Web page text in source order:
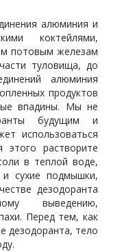
алюминия и
коктейлями,
потовым железам
туловища, до
алюминия
продуктов
впадины. Мы не
будущим и
использоваться
этого растворите
в теплой воде,
сухие подмышки,
дезодоранта
выведению,
Перед тем, как
дезодоранта, тело